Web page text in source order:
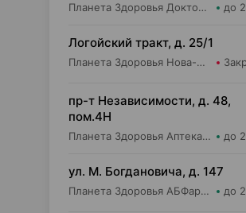
Планета Здоровья Доктор Время ООО Аптека №51 до
Логойский тракт, д. 25/1
Планета Здоровья Нова-Фарм ООО Аптека №1
пр-т Независимости, д. 48,
пом.4Н
Планета Здоровья Аптека №28 ООО Аптека №1 до
ул. М. Богдановича, д. 147
Планета Здоровья АБФармация ИООО Косметический магазин №4 до